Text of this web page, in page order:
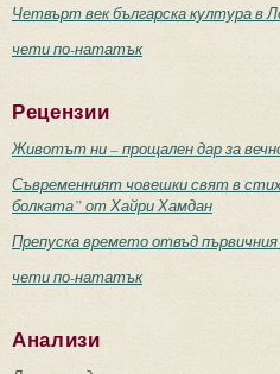
Четвърт век българска култура в
чети по-нататък
Рецензии
Животът ни – прощален дар за
Съвременният човешки свят в
болката” от Хайри Хамдан
Препуска времето отвъд първичния
чети по-нататък
Анализи